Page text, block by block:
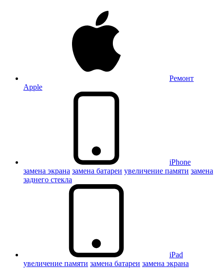
Ремонт
Apple
iPhone
замена экрана замена батареи увеличение памяти замена
заднего стекла
iPad
увеличение памяти замена батареи замена экрана